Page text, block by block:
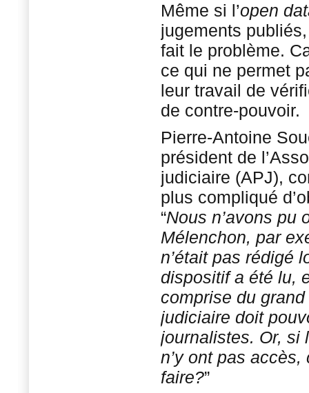
Même si l’open
jugements
fait le problème.
ce qui ne permet
leur travail de
de contre-pouvoir.
Pierre-Antoine
président de
judiciaire (APJ),
plus compliqué
“Nous n’avons pu
Mélenchon, par
n’était pas rédigé
dispositif a été lu,
comprise du
judiciaire doit
journalistes. Or, si
n’y ont pas
faire?”